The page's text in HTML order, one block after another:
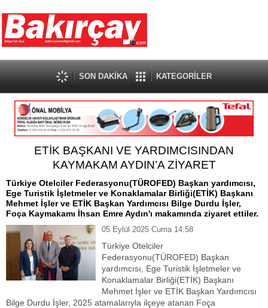
SON DAKİKA KATEGORİLER
ETİK BAŞKANI VE YARDIMCISINDAN
KAYMAKAM AYDIN’A ZİYARET
Türkiye Otelciler Federasyonu(TÜROFED) Başkan yardımcısı,
Ege Turistik İşletmeler ve Konaklamalar Birliği(ETİK) Başkanı
Mehmet İşler ve ETİK Başkan Yardımcısı Bilge Durdu İşler,
Foça Kaymakamı İhsan Emre Aydın'ı makamında ziyaret ettiler.
05 Eylül 2025 Cuma 14:58
Türkiye Otelciler
Federasyonu(TÜROFED) Başkan
yardımcısı, Ege Turistik İşletmeler ve
Konaklamalar Birliği(ETİK) Başkanı
Mehmet İşler ve ETİK Başkan Yardımcısı
Bilge Durdu İşler, 2025 atamalarıyla ilçeye atanan Foça